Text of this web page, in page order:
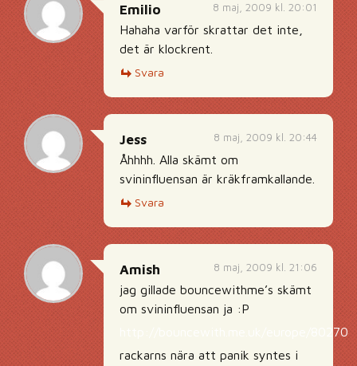
8 maj, 2009 kl. 20:01
Emilio
Hahaha varför skrattar det inte,
det är klockrent.
Svara
8 maj, 2009 kl. 20:44
Jess
Åhhhh. Alla skämt om
svininfluensan är kräkframkallande.
Svara
8 maj, 2009 kl. 21:06
Amish
jag gillade bouncewithme’s skämt
om svininfluensan ja :P
http://bouncewith.me.uk/europe/
rackarns nära att panik syntes i